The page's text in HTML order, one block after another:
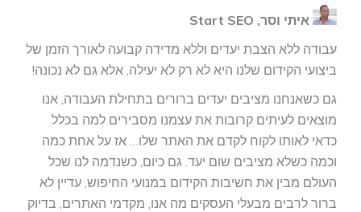
איתי וסר, Start SEO
עבודה ללא הצבת יעדים וללא מדידה קבועה לאורך הזמן של
ביצועי הקידום שלנו היא לא רק לא יעילה, אלא גם לא נכונה!
גם כשאנחנו מציבים יעדים ברורים בתחילת העבודה, אנו
מוצאים לעיתים קרובות את עצמנו מסבירים למה בכלל
כדאי לאותו לקוח לקדם את האתר שלו… אז על אחת כמה
וכמה כשלא מציבים שום יעד. גם כיום, כשנדמה לנו שכל
העולם מבין את חשיבות הקידום במנועי החיפוש, עדיין לא
ברור לרבים מבעלי העסקים מה אנו, מקדמי האתרים, בדיוק